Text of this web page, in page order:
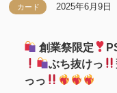
カード 2025年6月9日
創業祭限定
ぶち抜けっ
っっ